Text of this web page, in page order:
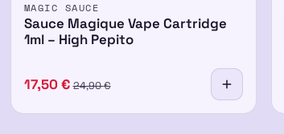
MAGIC SAUCE
Sauce Magique Vape Cartridge
1ml – High Pepito
17,50 € 24,90€